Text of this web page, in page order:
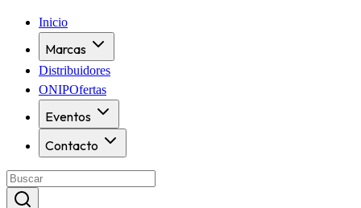
Inicio
Marcas
Distribuidores
ONIPOfertas
Eventos
Contacto